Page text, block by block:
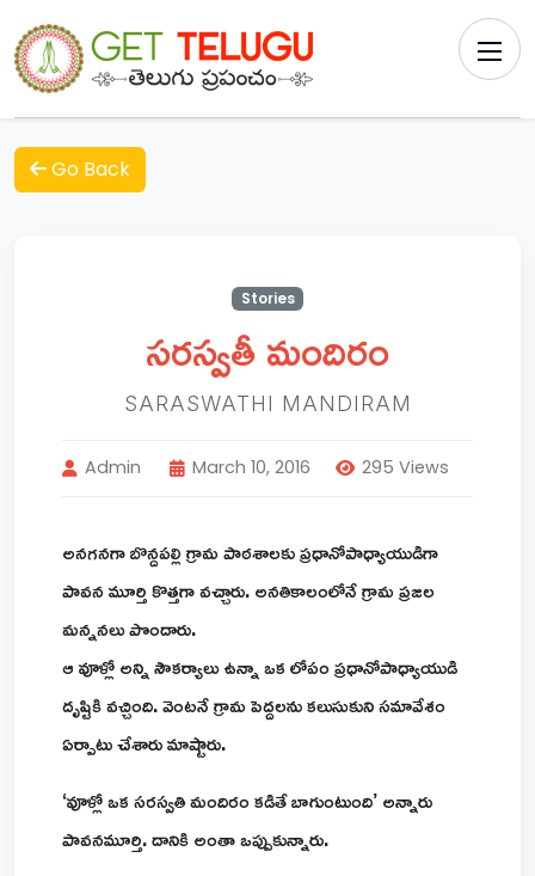
Go Back
Stories
సరస్వతీ మందిరం
SARASWATHI MANDIRAM
Admin March 10, 2016 295 Views
అనగనగా బొన్దపల్లి గ్రామ పాఠశాలకు ప్రధానోపాధ్యాయుడిగా
పావన మూర్తి కొత్తగా వచ్చారు. అనతికాలంలోనే గ్రామ ప్రజల
మన్ననలు పొందారు.
ఆ వూళ్లో అన్ని సౌకర్యాలు ఉన్నా ఒక లోపం ప్రధానోపాధ్యాయుడి
దృష్టికి వచ్చింది. వెంటనే గ్రామ పెద్దలను కలుసుకుని సమావేశం
ఏర్పాటు చేశారు మాష్టారు.
‘వూళ్లో ఒక సరస్వతి మందిరం కడితే బాగుంటుంది’ అన్నారు
పావనమూర్తి. దానికి అంతా ఒప్పుకున్నారు.